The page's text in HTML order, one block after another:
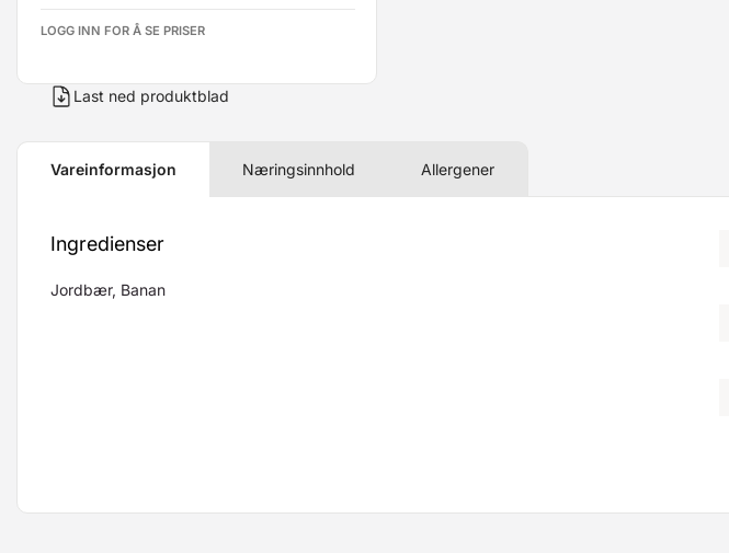
LOGG INN FOR Å SE PRISER
Last ned produktblad
Vareinformasjon Næringsinnhold Allergener
Ingredienser
Jordbær, Banan